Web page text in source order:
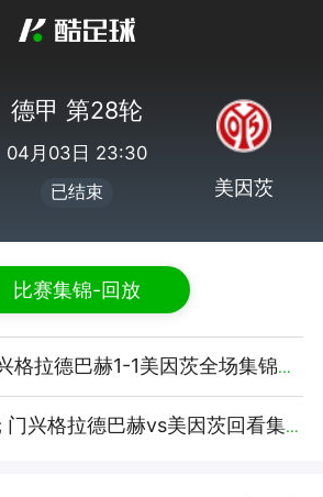
德甲 第28轮
04月03日 23:30
已结束 美因茨
比赛集锦-回放
2021德甲联赛门兴格拉德巴赫1-1美因茨全场集锦【咪咕视频】
2022德甲第28轮 门兴格拉德巴赫vs美因茨回看集锦【腾讯视频】